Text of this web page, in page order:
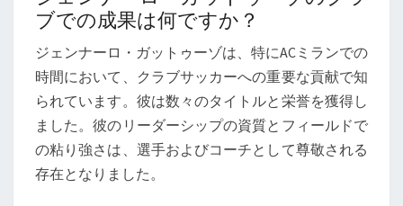
ブでの成果は何ですか？
ジェンナーロ・ガットゥーゾは、特にACミランでの
時間において、クラブサッカーへの重要な貢献で知
られています。彼は数々のタイトルと栄誉を獲得し
ました。彼のリーダーシップの資質とフィールドで
の粘り強さは、選手およびコーチとして尊敬される
存在となりました。